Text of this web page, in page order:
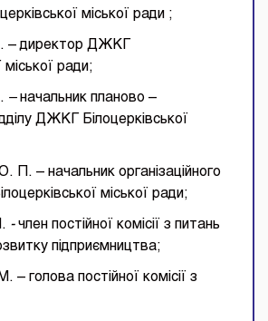
міської ради ;
– директор ДЖКГ
міської ради;
– начальник планово –
ДЖКГ Білоцерківської
П. – начальник організаційного
міської ради;
- член постійної комісії з питань
підприємництва;
голова постійної комісії з